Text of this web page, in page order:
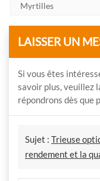
Myrtilles
LAISSER UN
Si vous êtes
savoir plus, veuillez
répondrons dès que
Sujet : Trieuse
rendement et la